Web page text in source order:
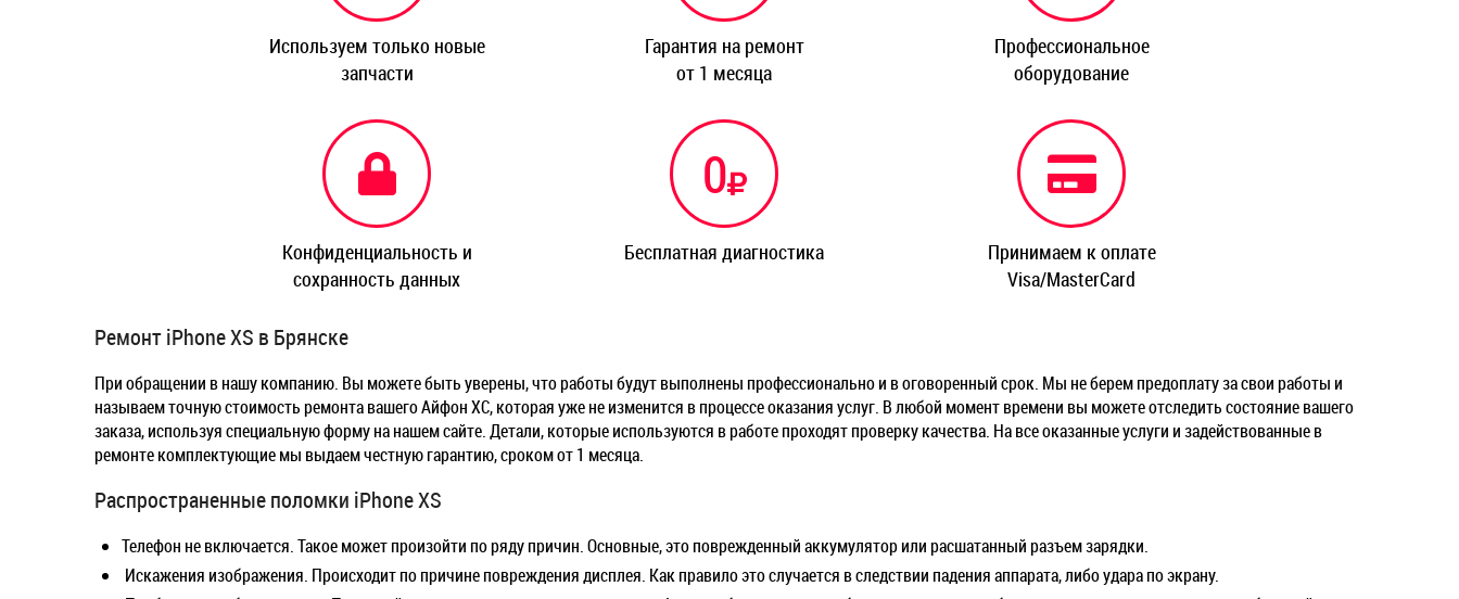
Используем только новые
запчасти
Гарантия на ремонт
от 1 месяца
Профессиональное
оборудование
Конфиденциальность и
сохранность данных
0
Бесплатная диагностика
Принимаем к оплате
Visa/MasterCard
Ремонт iPhone XS в Брянске
При обращении в нашу компанию. Вы можете быть уверены, что работы будут выполнены профессионально и в оговоренный срок. Мы не берем предоплату за свои работы и
называем точную стоимость ремонта вашего Айфон ХС, которая уже не изменится в процессе оказания услуг. В любой момент времени вы можете отследить состояние вашего
заказа, используя специальную форму на нашем сайте. Детали, которые используются в работе проходят проверку качества. На все оказанные услуги и задействованные в
ремонте комплектующие мы выдаем честную гарантию, сроком от 1 месяца.
Распространенные поломки iPhone XS
Телефон не включается. Такое может произойти по ряду причин. Основные, это поврежденный аккумулятор или расшатанный разъем зарядки.
Искажения изображения. Происходит по причине повреждения дисплея. Как правило это случается в следствии падения аппарата, либо удара по экрану.